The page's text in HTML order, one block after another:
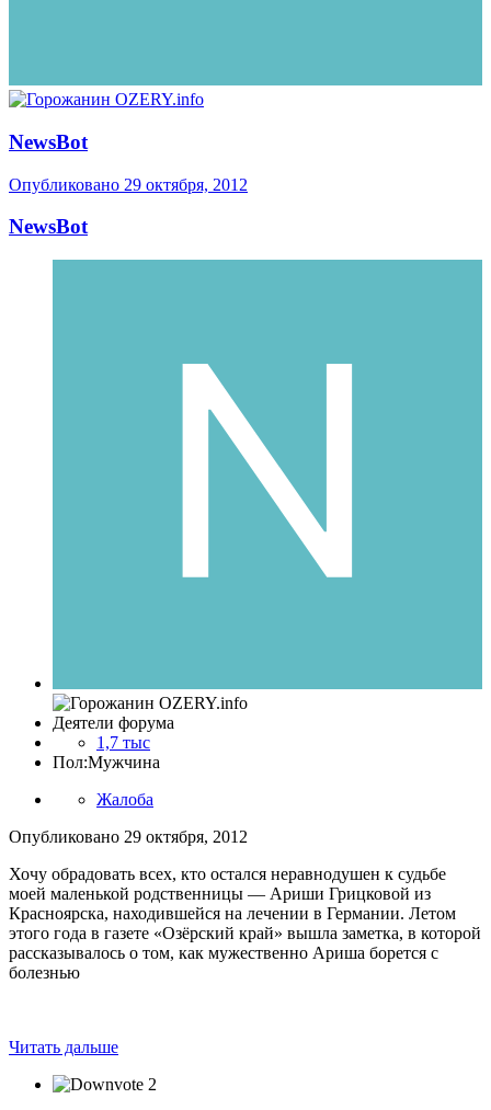
NewsBot
Опубликовано 29 октября, 2012
NewsBot
Деятели форума
1,7 тыс
Пол:Мужчина
Жалоба
Опубликовано 29 октября, 2012
Хочу обрадовать всех, кто остался неравнодушен к судьбе
моей маленькой родственницы — Ариши Грицковой из
Красноярска, находившейся на лечении в Германии. Летом
этого года в газете «Озёрский край» вышла заметка, в которой
рассказывалось о том, как мужественно Ариша борется с
болезнью
Читать дальше
2